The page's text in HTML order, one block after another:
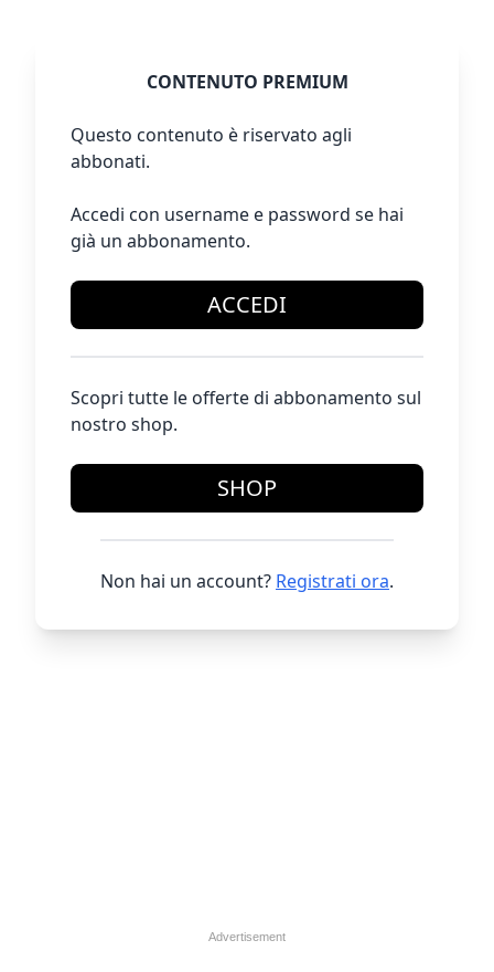
CONTENUTO PREMIUM
Questo contenuto è riservato agli
abbonati.
Accedi con username e password se hai
già un abbonamento.
ACCEDI
Scopri tutte le offerte di abbonamento sul
nostro shop.
SHOP
Non hai un account? Registrati ora.